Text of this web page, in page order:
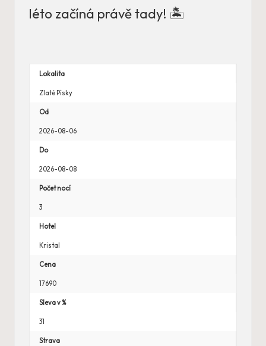
léto začíná právě tady! 🏝️
Lokalita
Zlaté Písky
Od
2026-08-06
Do
2026-08-08
Počet nocí
3
Hotel
Kristal
Cena
17690
Sleva v %
31
Strava